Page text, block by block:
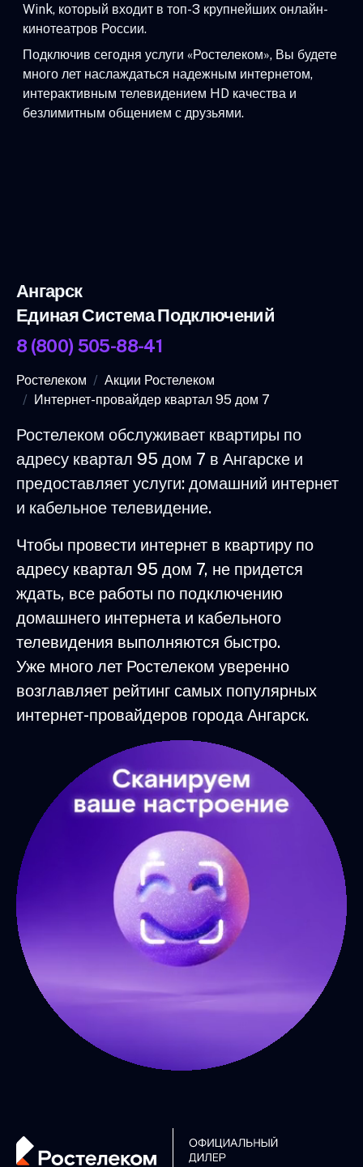
Wink, который входит в топ-3 крупнейших онлайн-
кинотеатров России.
Подключив сегодня услуги «Ростелеком», Вы будете
много лет наслаждаться надежным интернетом,
интерактивным телевидением HD качества и
безлимитным общением с друзьями.
Ангарск
Единая Система Подключений
8 (800) 505-88-41
Ростелеком
Акции Ростелеком
Интернет-провайдер квартал 95 дом 7
Ростелеком обслуживает квартиры по
адресу квартал 95 дом 7 в Ангарске и
предоставляет услуги: домашний интернет
и кабельное телевидение.
Чтобы провести интернет в квартиру по
адресу квартал 95 дом 7, не придется
ждать, все работы по подключению
домашнего интернета и кабельного
телевидения выполняются быстро.
Уже много лет Ростелеком уверенно
возглавляет рейтинг самых популярных
интернет-провайдеров города Ангарск.